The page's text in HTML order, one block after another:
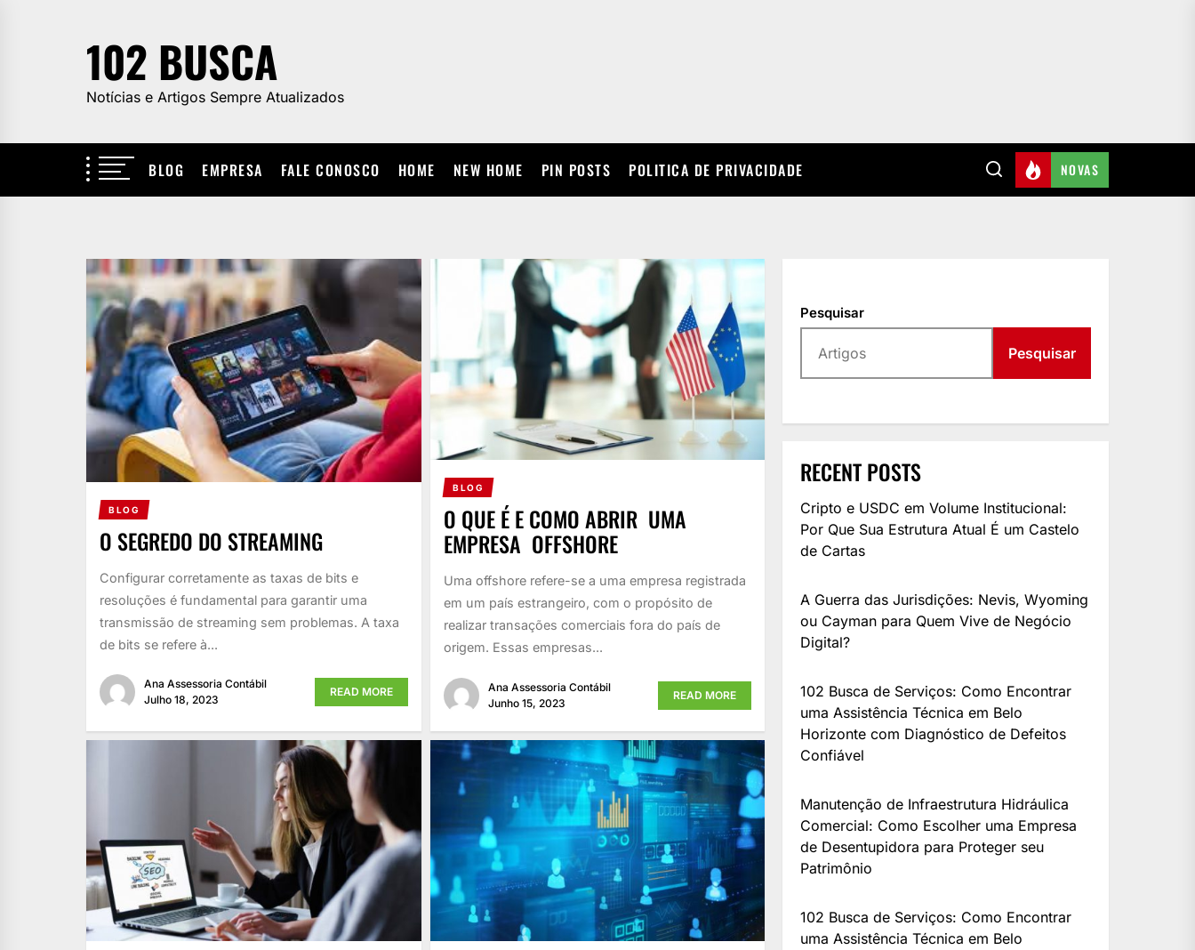
102 BUSCA
Notícias e Artigos Sempre Atualizados
BLOG EMPRESA FALE CONOSCO HOME NEW HOME PIN POSTS POLITICA DE PRIVACIDADE NOVAS
BLOG
O SEGREDO DO STREAMING
Configurar corretamente as taxas de bits e
resoluções é fundamental para garantir uma
transmissão de streaming sem problemas. A taxa
de bits se refere à...
Ana Assessoria Contábil
Julho 18, 2023
READ MORE
BLOG
O QUE É E COMO ABRIR UMA
EMPRESA OFFSHORE
Uma offshore refere-se a uma empresa registrada
em um país estrangeiro, com o propósito de
realizar transações comerciais fora do país de
origem. Essas empresas...
Ana Assessoria Contábil
Junho 15, 2023
READ MORE
Pesquisar
Pesquisar
RECENT POSTS
Cripto e USDC em Volume Institucional:
Por Que Sua Estrutura Atual É um Castelo
de Cartas
A Guerra das Jurisdições: Nevis, Wyoming
ou Cayman para Quem Vive de Negócio
Digital?
102 Busca de Serviços: Como Encontrar
uma Assistência Técnica em Belo
Horizonte com Diagnóstico de Defeitos
Confiável
Manutenção de Infraestrutura Hidráulica
Comercial: Como Escolher uma Empresa
de Desentupidora para Proteger seu
Patrimônio
102 Busca de Serviços: Como Encontrar
uma Assistência Técnica em Belo